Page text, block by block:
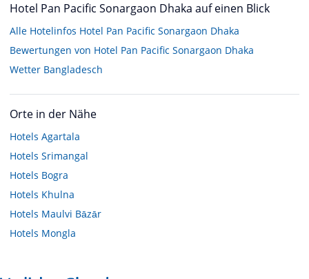
Hotel Pan Pacific Sonargaon Dhaka auf einen Blick
Alle Hotelinfos Hotel Pan Pacific Sonargaon Dhaka
Bewertungen von Hotel Pan Pacific Sonargaon Dhaka
Wetter Bangladesch
Orte in der Nähe
Hotels Agartala
Hotels Srimangal
Hotels Bogra
Hotels Khulna
Hotels Maulvi Bāzār
Hotels Mongla